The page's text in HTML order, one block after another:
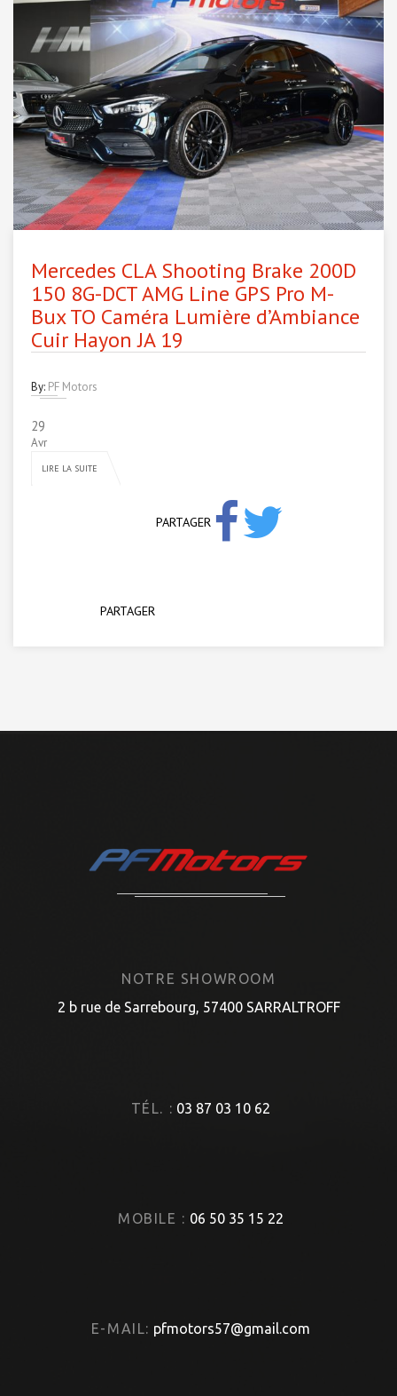
Mercedes CLA Shooting Brake 200D
150 8G-DCT AMG Line GPS Pro M-
Bux TO Caméra Lumière d’Ambiance
Cuir Hayon JA 19
By: PF Motors
29
Avr
LIRE LA SUITE
PARTAGER
PARTAGER
NOTRE SHOWROOM
2 b rue de Sarrebourg, 57400 SARRALTROFF
TÉL. : 03 87 03 10 62
MOBILE : 06 50 35 15 22
E-MAIL: pfmotors57@gmail.com